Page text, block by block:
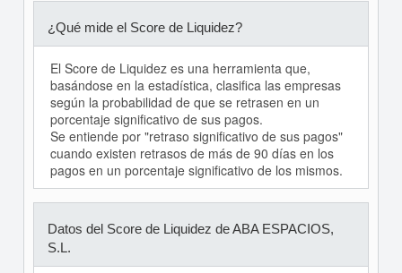
¿Qué mide el Score de Liquidez?
El Score de Liquidez es una herramienta que,
basándose en la estadística, clasifica las empresas
según la probabilidad de que se retrasen en un
porcentaje significativo de sus pagos.
Se entiende por "retraso significativo de sus pagos"
cuando existen retrasos de más de 90 días en los
pagos en un porcentaje significativo de los mismos.
Datos del Score de Liquidez de ABA ESPACIOS,
S.L.